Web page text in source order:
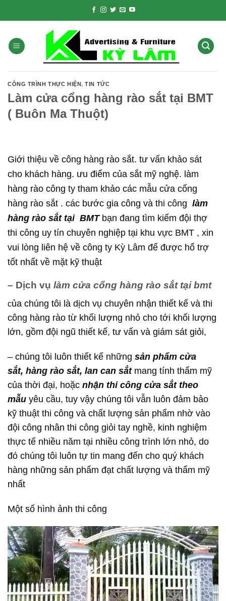
CÔNG TRÌNH THỰC HIỆN,TIN TỨC
Làm cửa cổng hàng rào sắt tại BMT
( Buôn Ma Thuột)
Giới thiệu về công hàng rào sắt. tư vấn khảo sát
cho khách hàng. ưu điểm của sắt mỹ nghệ. làm
hàng rào công ty tham khảo các mẫu cửa cổng
hàng rào sắt . các bước gia công và thi công làm
hàng rào sắt tại BMTbạn đang tìm kiếm đội thợ
thi công uy tín chuyên nghiệp tại khu vực BMT , xin
vui lòng liên hệ về công ty Kỳ Lâm để được hổ trợ
tốt nhất về mặt kỹ thuật
– Dịch vụ làm cửa cổng hàng rào sắt tại bmt
của chúng tôi là dịch vụ chuyên nhận thiết kế và thi
công hàng rào từ khối lượng nhỏ cho tới khối lượng
lớn, gồm đội ngũ thiết kế, tư vấn và giám sát giỏi,
– chúng tôi luôn thiết kế những sản phẩm cửa
sắt, hàng rào sắt, lan can sắtmang tính thẩm mỹ
của thời đại, hoặc nhận thi công cửa sắt theo
mẫu yêu cầu, tuy vậy chúng tôi vẫn luôn đảm bảo
kỹ thuật thi công và chất lượng sản phẩm nhờ vào
đội công nhân thi công giỏi tay nghề, kinh nghiệm
thực tế nhiều năm tại nhiều công trình lớn nhỏ, do
đó chúng tôi luôn tự tin mang đến cho quý khách
hàng những sản phẩm đạt chất lượng và thẩm mỹ
nhất
Một số hình ảnh thi công